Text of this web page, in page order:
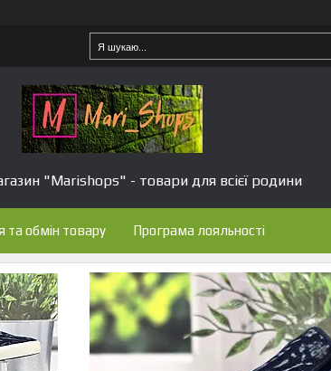
"Marishops" - товари для всієї родини
та обмін товару Програма лояльності